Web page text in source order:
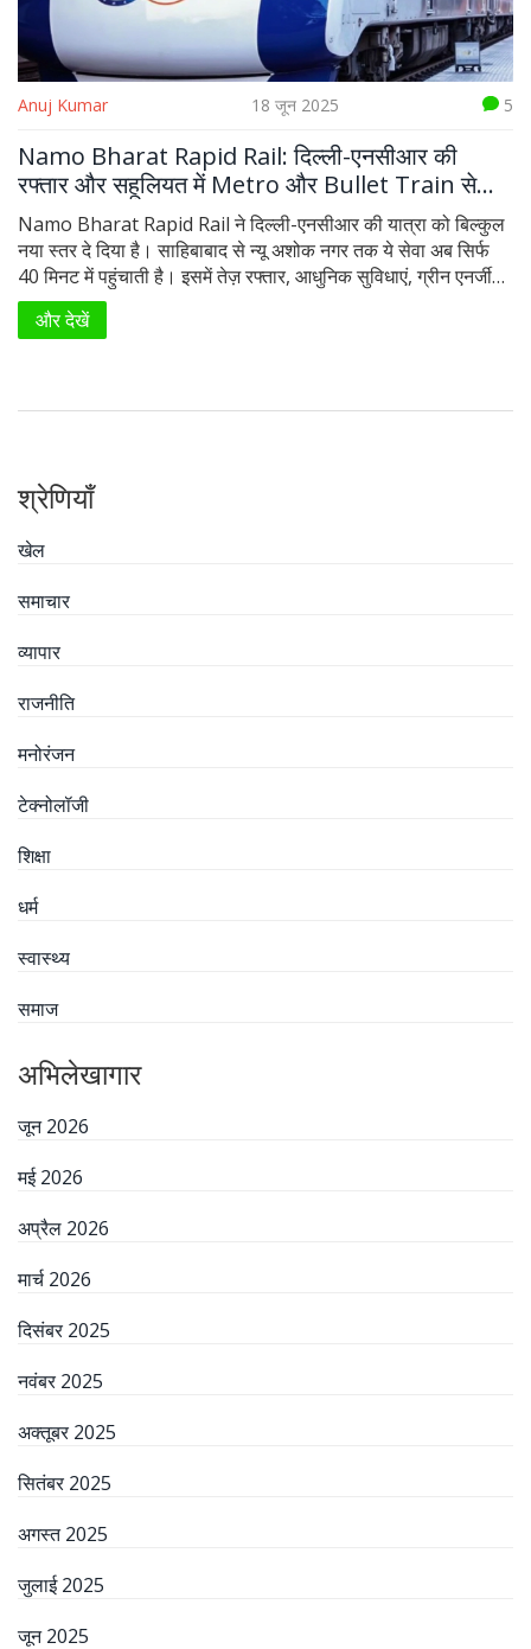
Anuj Kumar 18 जून 2025 5
Namo Bharat Rapid Rail: दिल्ली-एनसीआर की
रफ्तार और सहूलियत में Metro और Bullet Train से
आगे
Namo Bharat Rapid Rail ने दिल्ली-एनसीआर की यात्रा को बिल्कुल
नया स्तर दे दिया है। साहिबाबाद से न्यू अशोक नगर तक ये सेवा अब सिर्फ
40 मिनट में पहुंचाती है। इसमें तेज़ रफ्तार, आधुनिक सुविधाएं, ग्रीन एनर्जी
इस्तेमाल और बेहतर कनेक्टिविटी शामिल है। Metro और Bullet Train
से कई मायनों में आगे साबित हो रही यह रेल।
और देखें
श्रेणियाँ
खेल
समाचार
व्यापार
राजनीति
मनोरंजन
टेक्नोलॉजी
शिक्षा
धर्म
स्वास्थ्य
समाज
अभिलेखागार
जून 2026
मई 2026
अप्रैल 2026
मार्च 2026
दिसंबर 2025
नवंबर 2025
अक्तूबर 2025
सितंबर 2025
अगस्त 2025
जुलाई 2025
जून 2025